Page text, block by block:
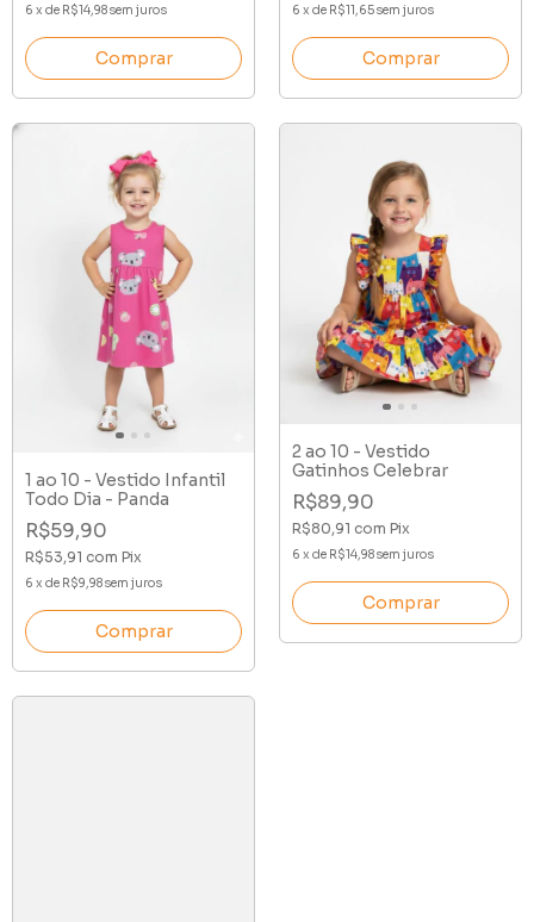
6 x de R$14,98sem juros
Comprar
6 x de R$11,65sem juros
Comprar
1 ao 10 - Vestido Infantil
Todo Dia - Panda
R$59,90
R$53,91 com Pix
6 x de R$9,98sem juros
Comprar
2 ao 10 - Vestido
Gatinhos Celebrar
R$89,90
R$80,91 com Pix
6 x de R$14,98sem juros
Comprar